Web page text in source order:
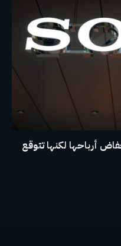
أرباحها لكنها تتوقع